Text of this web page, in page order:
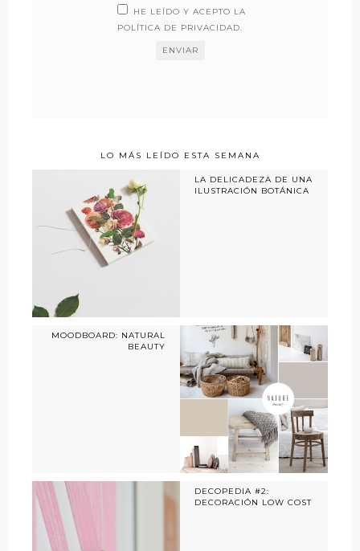
HE LEÍDO Y ACEPTO LA
POLÍTICA DE PRIVACIDAD.
LO MÁS LEÍDO ESTA SEMANA
LA DELICADEZA DE UNA
ILUSTRACIÓN BOTÁNICA
MOODBOARD: NATURAL
BEAUTY
DECOPEDIA #2:
DECORACIÓN LOW COST